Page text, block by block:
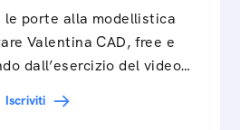
porte alla modellistica
Valentina CAD, free e
dall’esercizio del video…
Iscriviti